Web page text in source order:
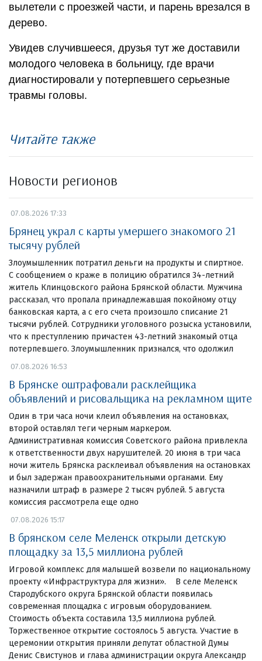
вылетели с проезжей части, и парень врезался в
дерево.
Увидев случившееся, друзья тут же доставили
молодого человека в больницу, где врачи
диагностировали у потерпевшего серьезные
травмы головы.
Читайте также
Новости регионов
07.08.2026 17:33
Брянец украл с карты умершего знакомого 21
тысячу рублей
Злоумышленник потратил деньги на продукты и спиртное.
С сообщением о краже в полицию обратился 34-летний
житель Клинцовского района Брянской области. Мужчина
рассказал, что пропала принадлежавшая покойному отцу
банковская карта, а с его счета произошло списание 21
тысячи рублей. Сотрудники уголовного розыска установили,
что к преступлению причастен 43-летний знакомый отца
потерпевшего. Злоумышленник признался, что одолжил
07.08.2026 16:53
В Брянске оштрафовали расклейщика
объявлений и рисовальщика на рекламном щите
Один в три часа ночи клеил объявления на остановках,
второй оставлял теги черным маркером.
Административная комиссия Советского района привлекла
к ответственности двух нарушителей. 20 июня в три часа
ночи житель Брянска расклеивал объявления на остановках
и был задержан правоохранительными органами. Ему
назначили штраф в размере 2 тысяч рублей. 5 августа
комиссия рассмотрела еще одно
07.08.2026 15:17
В брянском селе Меленск открыли детскую
площадку за 13,5 миллиона рублей
Игровой комплекс для малышей возвели по национальному
проекту «Инфраструктура для жизни». В селе Меленск
Стародубского округа Брянской области появилась
современная площадка с игровым оборудованием.
Стоимость объекта составила 13,5 миллиона рублей.
Торжественное открытие состоялось 5 августа. Участие в
церемонии открытия приняли депутат областной Думы
Денис Свистунов и глава администрации округа Александр